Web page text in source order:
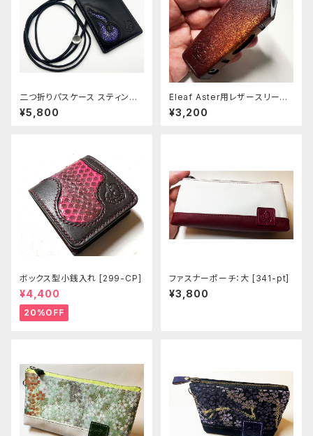
二つ折りパスケース スティング
レイ [448]
¥5,800
Eleaf Aster用レザースリーブ
[403-as]
¥3,200
ボックス型小銭入れ [299-CP]
¥4,400
20%OFF
ファスナーポーチ：大 [341-pt]
¥3,800